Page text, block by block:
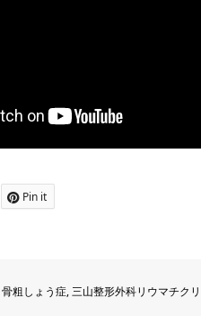
Pin it
骨粗しょう症,三山整形外科リウマチク